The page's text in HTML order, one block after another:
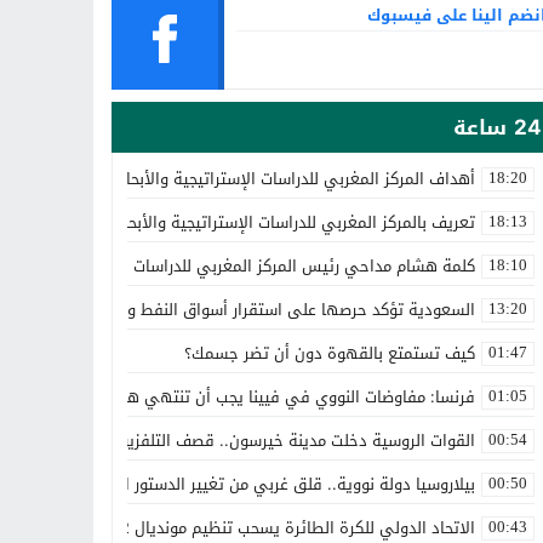
الينا على فيسبوك
24 ساعة
18:20 أهداف المركز المغربي للدراسات الإستراتيجية والأبحاث المتقدمة
18:13 تعريف بالمركز المغربي للدراسات الإستراتيجية والأبحاث المتقدمة
18:10 كلمة هشام مداحي رئيس المركز المغربي للدراسات الإستراتيجية
13:20 السعودية تؤكد حرصها على استقرار أسواق النفط والالتزام باتفاق
01:47 كيف تستمتع بالقهوة دون أن تضر جسمك؟
01:05 فرنسا: مفاوضات النووي في فيينا يجب أن تنتهي هذا الأسبوع
00:54 القوات الروسية دخلت مدينة خيرسون.. قصف التلفزيون الأوكراني
00:50 بيلاروسيا دولة نووية.. قلق غربي من تغيير الدستور البيلاروسي لتصبح
00:43 الاتحاد الدولي للكرة الطائرة يسحب تنظيم مونديال 2022 من روسيا